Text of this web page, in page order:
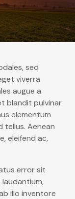
sed
viverra
augue a
blandit pulvinar.
elementum
tellus. Aenean
eleifend ac,
error sit
illo inventore